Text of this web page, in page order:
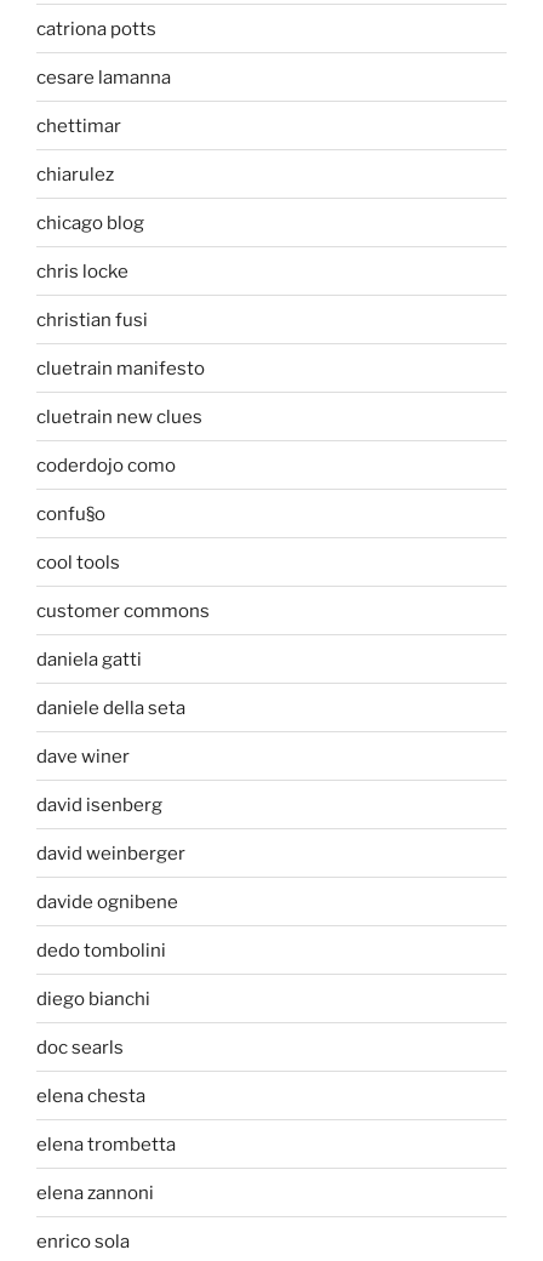
catriona potts
cesare lamanna
chettimar
chiarulez
chicago blog
chris locke
christian fusi
cluetrain manifesto
cluetrain new clues
coderdojo como
confu§o
cool tools
customer commons
daniela gatti
daniele della seta
dave winer
david isenberg
david weinberger
davide ognibene
dedo tombolini
diego bianchi
doc searls
elena chesta
elena trombetta
elena zannoni
enrico sola